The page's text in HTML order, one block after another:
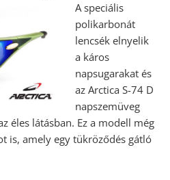
A speciális
polikarbonát
lencsék elnyelik
a káros
napsugarakat és
az Arctica S-74 D
napszemüveg
éles látásban. Ez a modell még
is, amely egy tükröződés gátló